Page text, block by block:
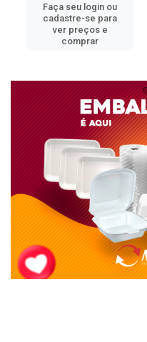
Faça seu login ou
cadastre-se para
ver preços e
comprar